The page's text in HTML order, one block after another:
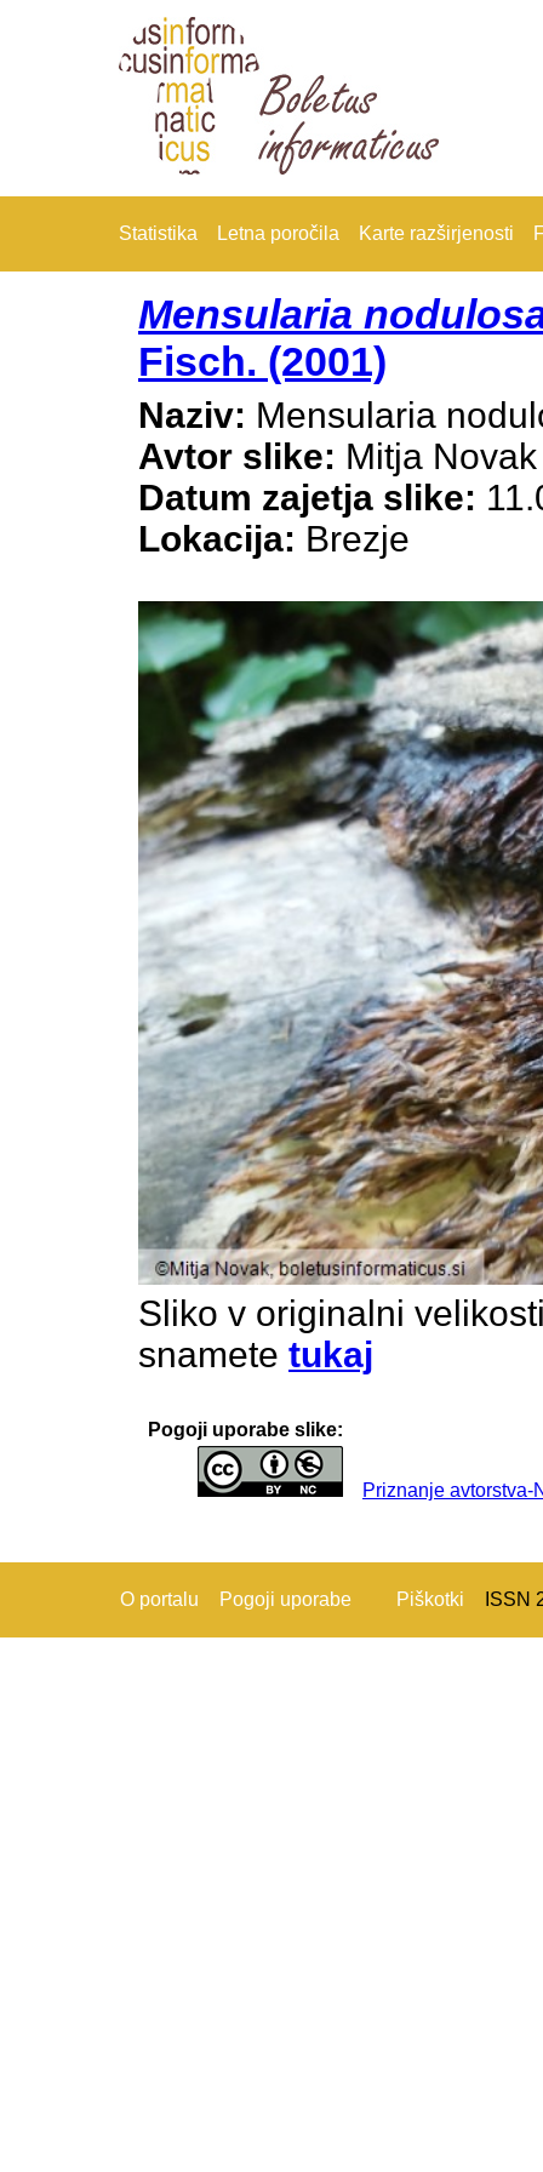
Statistika Letna poročila Karte razširjenosti
Mensularia
Fisch. (2001)
Naziv: Mensularia
Avtor slike: Mitja Novak
Datum zajetja slike:
Lokacija: Brezje
Sliko v originalni
snamete tukaj
Pogoji uporabe slike:
Priznanje avtorstva-
O portalu Pogoji uporabe Piškotki ISSN